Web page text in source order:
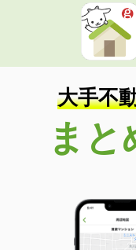
大手不
まと